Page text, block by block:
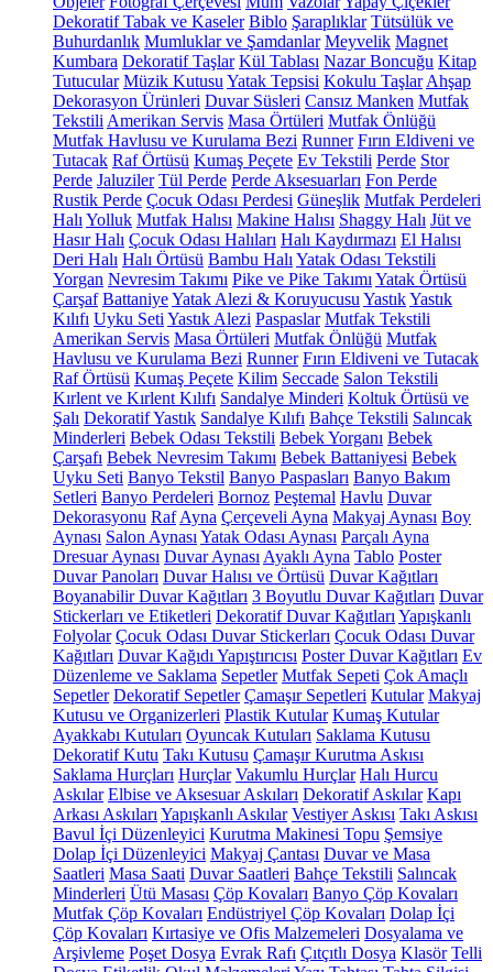
Dekoratif Tabak ve Kaseler Biblo Şaraplıklar Tütsülük ve
Buhurdanlık Mumluklar ve Şamdanlar Meyvelik Magnet
Kumbara Dekoratif Taşlar Kül Tablası Nazar Boncuğu Kitap
Tutucular Müzik Kutusu Yatak Tepsisi Kokulu Taşlar Ahşap
Dekorasyon Ürünleri Duvar Süsleri Cansız Manken Mutfak
Tekstili Amerikan Servis Masa Örtüleri Mutfak Önlüğü
Mutfak Havlusu ve Kurulama Bezi Runner Fırın Eldiveni ve
Tutacak Raf Örtüsü Kumaş Peçete Ev Tekstili Perde Stor
Perde Jaluziler Tül Perde Perde Aksesuarları Fon Perde
Rustik Perde Çocuk Odası Perdesi Güneşlik Mutfak Perdeleri
Halı Yolluk Mutfak Halısı Makine Halısı Shaggy Halı Jüt ve
Hasır Halı Çocuk Odası Halıları Halı Kaydırmazı El Halısı
Deri Halı Halı Örtüsü Bambu Halı Yatak Odası Tekstili
Yorgan Nevresim Takımı Pike ve Pike Takımı Yatak Örtüsü
Çarşaf BattaniyeYatak Alezi & Koruyucusu YastıkYastık
Kılıfı Uyku Seti Yastık Alezi Paspaslar Mutfak Tekstili
Amerikan Servis Masa Örtüleri Mutfak Önlüğü Mutfak
Havlusu ve Kurulama Bezi Runner Fırın Eldiveni ve Tutacak
Raf Örtüsü Kumaş Peçete Kilim Seccade Salon Tekstili
Kırlent ve Kırlent Kılıfı Sandalye Minderi Koltuk Örtüsü ve
Şalı Dekoratif Yastık Sandalye Kılıfı Bahçe Tekstili Salıncak
Minderleri Bebek Odası Tekstili Bebek Yorganı Bebek
Çarşafı Bebek Nevresim Takımı Bebek Battaniyesi Bebek
Uyku Seti Banyo Tekstil Banyo Paspasları Banyo Bakım
Setleri Banyo Perdeleri Bornoz Peştemal Havlu Duvar
Dekorasyonu Raf Ayna Çerçeveli Ayna Makyaj Aynası Boy
Aynası Salon Aynası Yatak Odası Aynası Parçalı Ayna
Dresuar Aynası Duvar Aynası Ayaklı Ayna Tablo Poster
Duvar Panoları Duvar Halısı ve Örtüsü Duvar Kağıtları
Boyanabilir Duvar Kağıtları 3 Boyutlu Duvar Kağıtları Duvar
Stickerları ve Etiketleri Dekoratif Duvar Kağıtları Yapışkanlı
Folyolar Çocuk Odası Duvar Stickerları Çocuk Odası Duvar
Kağıtları Duvar Kağıdı Yapıştırıcısı Poster Duvar Kağıtları Ev
Düzenleme ve Saklama Sepetler Mutfak Sepeti Çok Amaçlı
Sepetler Dekoratif Sepetler Çamaşır Sepetleri Kutular Makyaj
Kutusu ve Organizerleri Plastik Kutular Kumaş Kutular
Ayakkabı Kutuları Oyuncak Kutuları Saklama Kutusu
Dekoratif Kutu Takı Kutusu Çamaşır Kurutma Askısı
Saklama Hurçları Hurçlar Vakumlu Hurçlar Halı Hurcu
Askılar Elbise ve Aksesuar Askıları Dekoratif Askılar Kapı
Arkası Askıları Yapışkanlı Askılar Vestiyer Askısı Takı Askısı
Bavul İçi Düzenleyici Kurutma Makinesi Topu Şemsiye
Dolap İçi Düzenleyici Makyaj Çantası Duvar ve Masa
Saatleri Masa Saati Duvar Saatleri Bahçe Tekstili Salıncak
Minderleri Ütü Masası Çöp Kovaları Banyo Çöp Kovaları
Mutfak Çöp Kovaları Endüstriyel Çöp Kovaları Dolap İçi
Çöp Kovaları Kırtasiye ve Ofis Malzemeleri Dosyalama ve
Arşivleme Poşet Dosya Evrak Rafı Çıtçıtlı Dosya Klasör Telli